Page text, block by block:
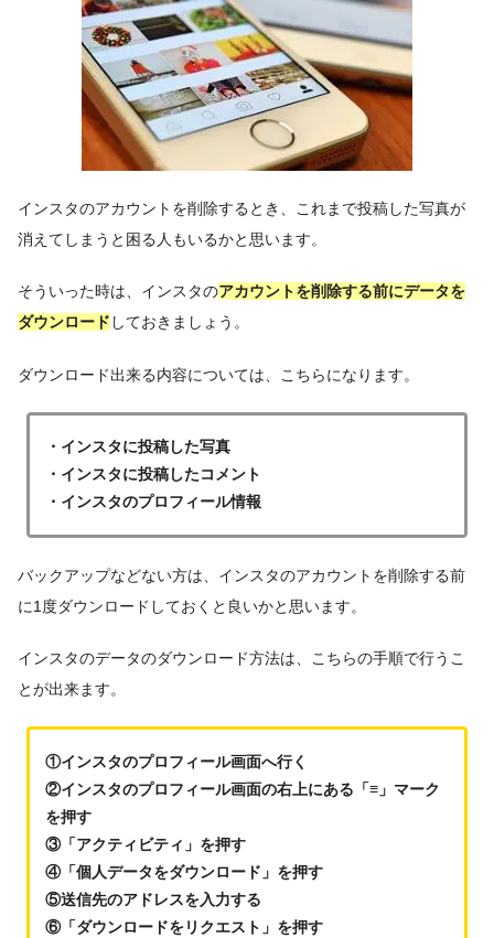
インスタのアカウントを削除するとき、これまで投稿した写真が
消えてしまうと困る人もいるかと思います。
そういった時は、インスタのアカウントを削除する前にデータを
ダウンロード しておきましょう。
ダウンロード出来る内容については、こちらになります。
・インスタに投稿した写真
・インスタに投稿したコメント
・インスタのプロフィール情報
バックアップなどない方は、インスタのアカウントを削除する前
に1度ダウンロードしておくと良いかと思います。
インスタのデータのダウンロード方法は、こちらの手順で行うこ
とが出来ます。
①インスタのプロフィール画面へ行く
②インスタのプロフィール画面の右上にある「≡」マーク
を押す
③「アクティビティ」を押す
④「個人データをダウンロード」を押す
⑤送信先のアドレスを入力する
⑥「ダウンロードをリクエスト」を押す